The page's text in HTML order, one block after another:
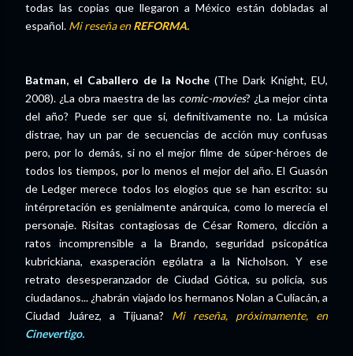
todas las copias que llegaron a México están dobladas al
español. Mi reseña enREFORMA.
Batman, el Caballero de la Noche (The Dark Knight, EU,
2008). ¿La obra maestra de las comic-movies? ¿La mejor cinta
del año? Puede ser que sí, definitivamente no. La música
distrae, hay un par de secuencias de acción muy confusas
pero, por lo demás, si no el mejor filme de súper-héroes de
todos los tiempos, por lo menos el mejor del año. El Guasón
de Ledger merece todos los elogios que se han escrito: su
intérpretación es genialmente anárquica, como lo merecía el
personaje. Risitas contagiosas de César Romero, dicción a
ratos incomprensible a la Brando, seguridad psicopática
kubrickiana, exasperación ególatra a la Nicholson. Y ese
retrato desesperanzador de Ciudad Gótica, su policía, sus
ciudadanos... ¿habrán viajado los hermanos Nolan a Culiacán, a
Ciudad Juárez, a Tijuana? Mi reseña, próximamente, en
Cinevertigo.